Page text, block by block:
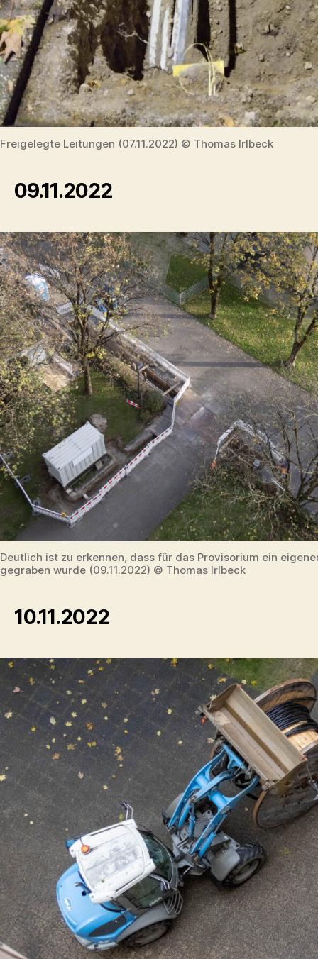
Freigelegte Leitungen (07.11.2022) © Thomas Irlbeck
09.11.2022
Deutlich ist zu erkennen, dass für das Provisorium ein
gegraben wurde (09.11.2022) © Thomas Irlbeck
10.11.2022